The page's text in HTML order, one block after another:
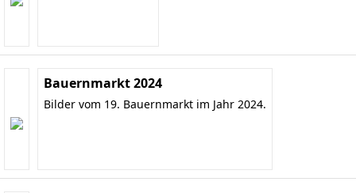
Bauernmarkt 2024
Bilder vom 19. Bauernmarkt im Jahr 2024.